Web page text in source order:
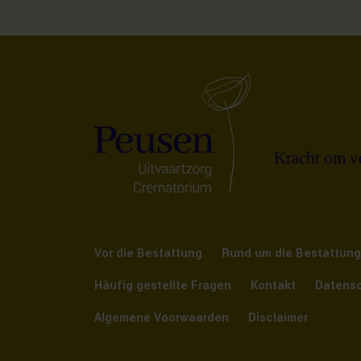
Vor die Bestattung Rund um die Bestattung
Häufig gestellte Fragen
Kontakt
Algemene Voorwaarden
Disclaimer